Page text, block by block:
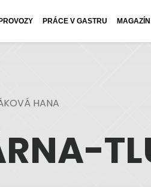
PRÁCE V GASTRU MAGAZÍN
HANA